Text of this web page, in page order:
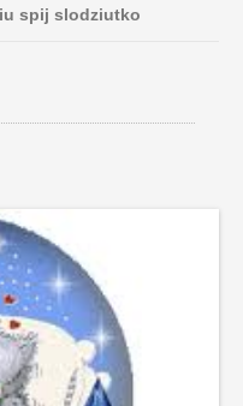
spij slodziutko